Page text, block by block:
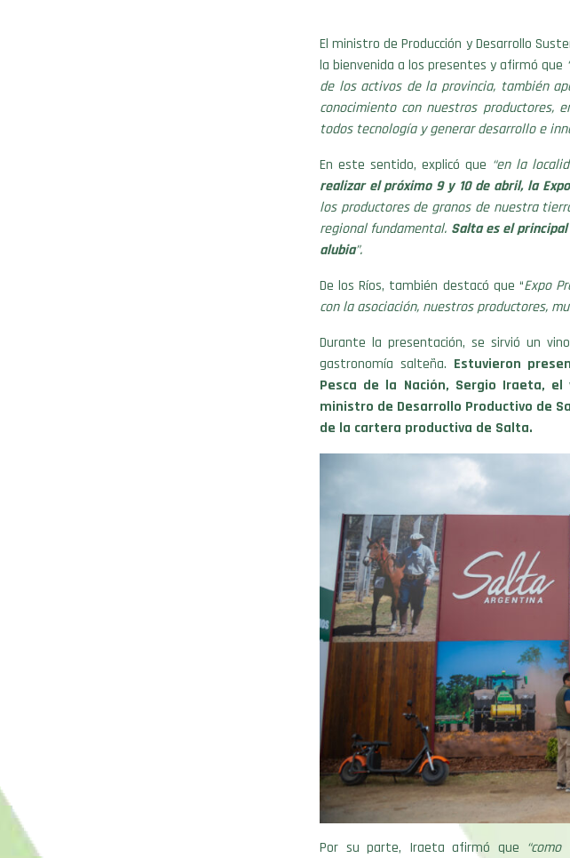
El ministro de Producción y Desarrollo
la bienvenida a los presentes y afirmó que
de los activos de la provincia, también
conocimiento con nuestros productores,
todos tecnología y generar desarrollo e
En este sentido, explicó que “en la
realizar el próximo 9 y 10 de abril, la
los productores de granos de nuestra
regional fundamental. Salta es el
alubia”.
De los Ríos, también destacó que “Expo
con la asociación, nuestros productores,
Durante la presentación, se sirvió un
gastronomía salteña. Estuvieron
Pesca de la Nación, Sergio Iraeta, el
ministro de Desarrollo Productivo de
de la cartera productiva de Salta.
Por su parte, Iraeta afirmó que